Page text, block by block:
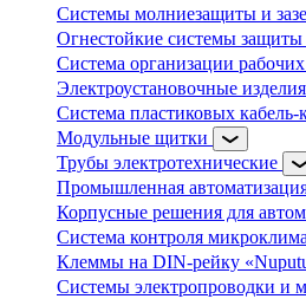
Системы молниезащиты и
Огнестойкие системы защиты
Система организации
Электроустановочные изделия
Система пластиковых кабель-
Модульные щитки
Трубы электротехнические
Промышленная
Корпусные решения для
Система контроля
Клеммы на DIN-рейку
Системы электропроводки и